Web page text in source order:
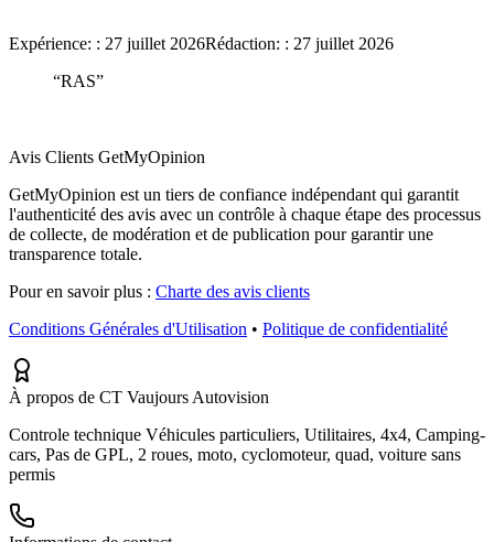
Expérience: : 27 juillet 2026Rédaction: : 27 juillet 2026
“RAS”
Avis Clients GetMyOpinion
GetMyOpinion est un tiers de confiance indépendant qui garantit
l'authenticité des avis avec un contrôle à chaque étape des processus
de collecte, de modération et de publication pour garantir une
transparence totale.
Pour en savoir plus : Charte des avis clients
Conditions Générales d'Utilisation • Politique de confidentialité
À propos de CT Vaujours Autovision
Controle technique Véhicules particuliers, Utilitaires, 4x4, Camping-
cars, Pas de GPL, 2 roues, moto, cyclomoteur, quad, voiture sans
permis